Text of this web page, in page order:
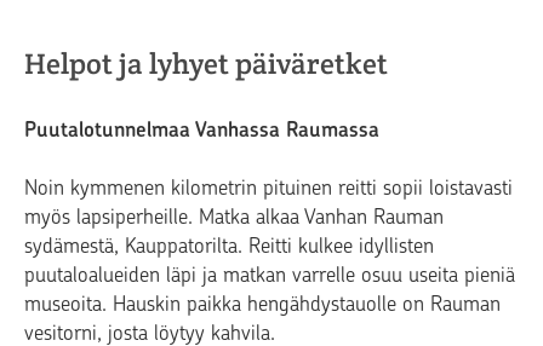
Helpot ja lyhyet päiväretket
Puutalotunnelmaa Vanhassa Raumassa
Noin kymmenen kilometrin pituinen reitti sopii loistavasti
myös lapsiperheille. Matka alkaa Vanhan Rauman
sydämestä, Kauppatorilta. Reitti kulkee idyllisten
puutaloalueiden läpi ja matkan varrelle osuu useita pieniä
museoita. Hauskin paikka hengähdystauolle on Rauman
vesitorni, josta löytyy kahvila.